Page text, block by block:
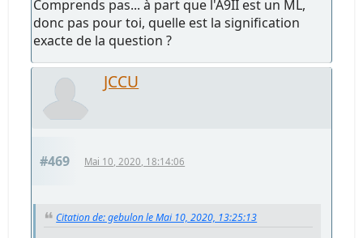
Comprends pas... à part que l'A9II est un ML,
donc pas pour toi, quelle est la signification
exacte de la question ?
JCCU
#469 Mai 10, 2020, 18:14:06
Citation de: gebulon le Mai 10, 2020, 13:25:13